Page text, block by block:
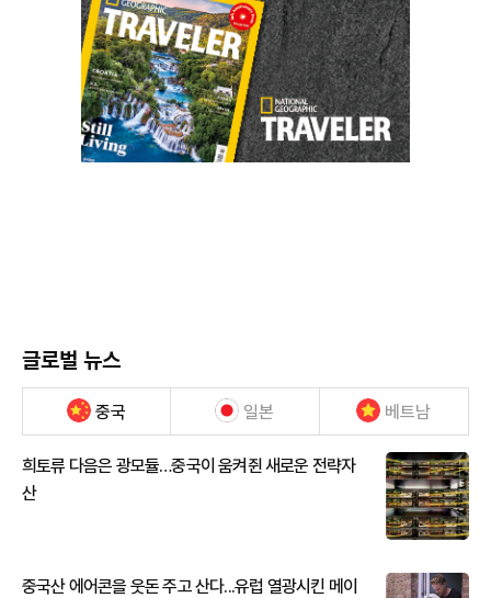
글로벌 뉴스
중국 일본 베트남
희토류 다음은 광모듈…중국이 움켜쥔 새로운 전략자
산
중국산 에어콘을 웃돈 주고 산다...유럽 열광시킨 메이